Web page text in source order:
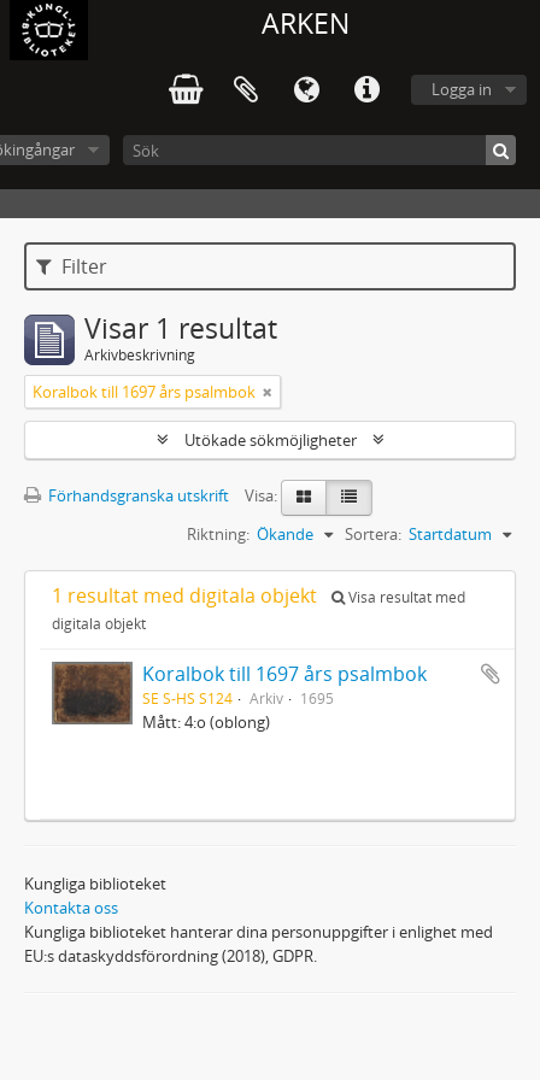
ARKEN
Logga in
Filter
Visar 1 resultat
Arkivbeskrivning
Koralbok till 1697 års psalmbok
Utökade sökmöjligheter
Förhandsgranska utskrift
Visa:
Sortera: Startdatum
Riktning: Ökande
1 resultat med digitala objekt
Visa resultat med
digitala objekt
Koralbok till 1697 års psalmbok
SE S-HS S124 Arkiv 1695
Mått: 4:o (oblong)
Kungliga biblioteket
Kontakta oss
Kungliga biblioteket hanterar dina personuppgifter i enlighet med
EU:s dataskyddsförordning (2018), GDPR.